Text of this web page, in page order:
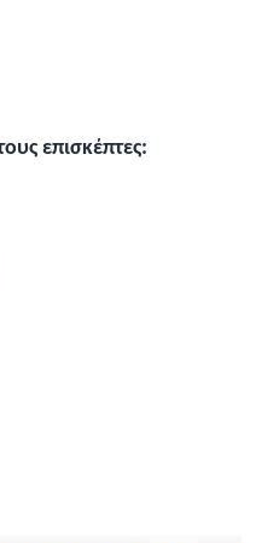
των παραδοσιακών
όπως ο
έχει αναδειχθεί
που δεν
αρχοντικά,
επισκέπτες: